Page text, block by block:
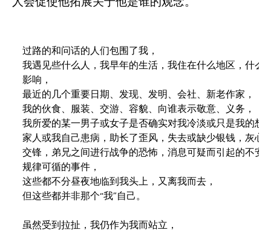
过路的和问话的人们包围了我，
我遇见些什么人，我早年的生活，我住在什么地区，什么
影响，
最近的几个重要日期、发现、发明、会社、新老作家，
我的伙食、服装、交游、容貌、向谁表示敬意、义务，
我所爱的某一男子或女子是否确实对我冷淡或只是我的想
家人或我自己患病，助长了歪风，失去或缺少银钱，灰心
交锋，弟兄之间进行战争的恐怖，消息可疑而引起的不安
规律可循的事件，
这些都不分昼夜地临到我头上，又离我而去，
但这些都并非那个“我”自己。
虽然受到拉扯，我仍作为我而站立，